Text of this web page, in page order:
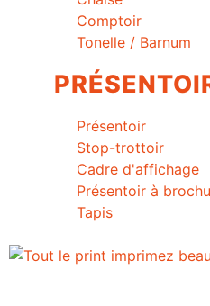
Comptoir
Tonelle / Barnum
Présentoir
Stop-trottoir
Cadre d'affichage
Présentoir à
Tapis